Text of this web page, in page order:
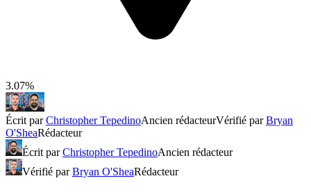
3.07%
Écrit parChristopher TepedinoAncien rédacteurVérifié parBryan
O'SheaRédacteur
Écrit parChristopher TepedinoAncien rédacteur
Vérifié parBryan O'SheaRédacteur